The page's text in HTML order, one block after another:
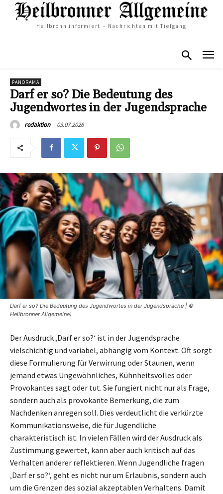
Heilbronn informiert – Nachrichten mit Tiefgang
PANORAMA
Darf er so? Die Bedeutung des
Jugendwortes in der Jugendsprache
redaktion 03.07.2026
Darf er so? Die Bedeutung des Jugendwortes in der Jugendsprache | ©
Heilbronner Allgemeine)
Der Ausdruck ‚Darf er so?‘ ist in der Jugendsprache
vielschichtig und variabel, abhängig vom Kontext. Oft sorgt
diese Formulierung für Verwirrung oder Staunen, wenn
jemand etwas Ungewöhnliches, Kühnheitsvolles oder
Provokantes sagt oder tut. Sie fungiert nicht nur als Frage,
sondern auch als provokante Bemerkung, die zum
Nachdenken anregen soll. Dies verdeutlicht die verkürzte
Kommunikationsweise, die für Jugendliche
charakteristisch ist. In vielen Fällen wird der Ausdruck als
Zustimmung gewertet, kann aber auch kritisch auf das
Verhalten anderer reflektieren. Wenn Jugendliche fragen
‚Darf er so?‘, geht es nicht nur um Erlaubnis, sondern auch
um die Grenzen des sozial akzeptablen Verhaltens. Damit